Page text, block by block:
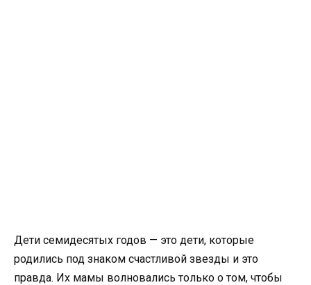
Дети семидесятых годов — это дети, которые
родились под знаком счастливой звезды и это
правда. Их мамы волновались только о том, чтобы